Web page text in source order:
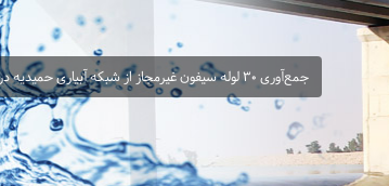
جمع‌آوری ۳۰ لوله سیفون غیرمجاز از شبکه آبیاری حمیدیه در راستای ساماندهی و تحقق عدالت آبی